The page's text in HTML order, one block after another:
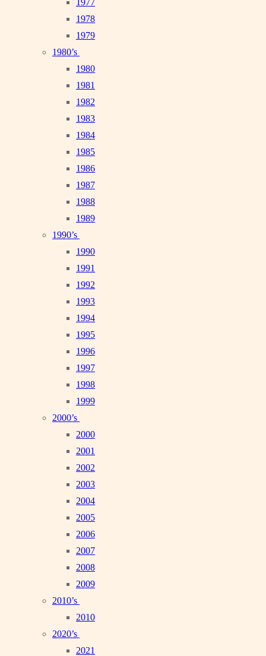
1977
1978
1979
1980’s
1980
1981
1982
1983
1984
1985
1986
1987
1988
1989
1990’s
1990
1991
1992
1993
1994
1995
1996
1997
1998
1999
2000’s
2000
2001
2002
2003
2004
2005
2006
2007
2008
2009
2010’s
2010
2020’s
2021